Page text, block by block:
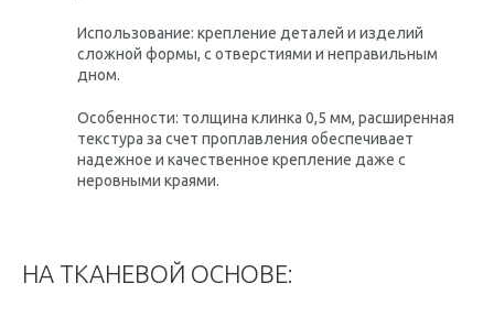
Использование: крепление деталей и изделий
сложной формы, с отверстиями и неправильным
дном.
Особенности: толщина клинка 0,5 мм, расширенная
текстура за счет проплавления обеспечивает
надежное и качественное крепление даже с
неровными краями.
НА ТКАНЕВОЙ ОСНОВЕ: